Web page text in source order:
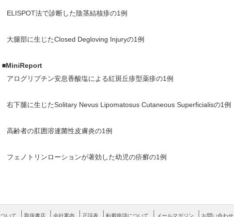
ELISPOT法で診断した陰茎結核疹の1例
大腿部に生じたClosed Degloving Injuryの1例
■MiniReport
アログリプチン安息香酸塩による紅斑丘疹型薬疹の1例
右下腿に生じたSolitary Nevus Lipomatosus Cutaneous Superficialisの1例
高齢者の肛囲溶連菌性皮膚炎の1例
フェノトリンローションが著効した幼児の疥癬の1例
いて 取扱書店 会社案内 正誤表 転載申請について メールマガジン お問い合わせ